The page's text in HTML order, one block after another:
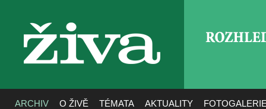
živa
ARCHIV O ŽIVĚ TÉMATA AKTUALITY